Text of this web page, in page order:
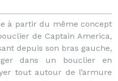
à partir du même concept
de Captain America,
depuis son bras gauche,
dans un bouclier en
tout autour de l’armure